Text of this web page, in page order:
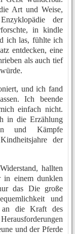
Art und Weise,
der
in kindle
ich las, fühlte ich
entdecken, eine
als auch tief
und ich fand
Ich beende
einfach nicht.
in die Erzählung
und Kämpfe
der
hallten
einem dunklen
das Die große
und
an die Kraft des
und der Pferde